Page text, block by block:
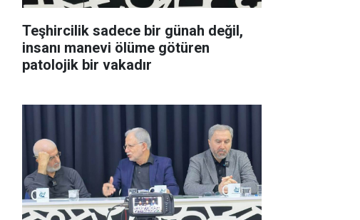
Teşhircilik sadece bir günah değil,
insanı manevi ölüme götüren
patolojik bir vakadır